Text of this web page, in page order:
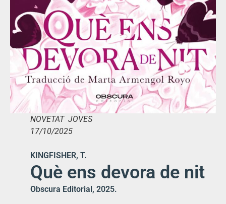
NOVETAT JOVES
17/10/2025
KINGFISHER, T.
Què ens devora de nit
Obscura Editorial, 2025.